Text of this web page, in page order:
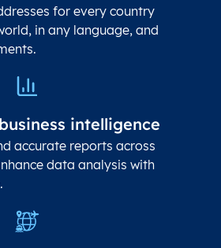
for every country
in any language, and
intelligence
accurate reports across
data analysis with